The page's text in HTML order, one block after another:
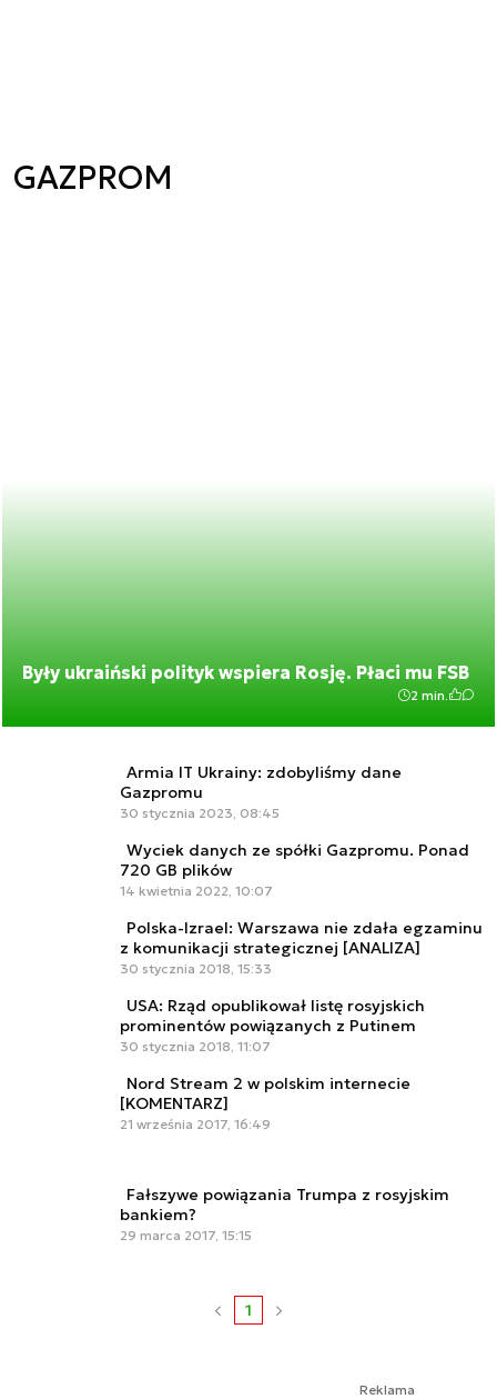
GAZPROM
Były ukraiński polityk wspiera Rosję. Płaci mu FSB
2 min.
Armia IT Ukrainy: zdobyliśmy dane
Gazpromu
30 stycznia 2023, 08:45
Wyciek danych ze spółki Gazpromu. Ponad
720 GB plików
14 kwietnia 2022, 10:07
Polska-Izrael: Warszawa nie zdała egzaminu
z komunikacji strategicznej [ANALIZA]
30 stycznia 2018, 15:33
USA: Rząd opublikował listę rosyjskich
prominentów powiązanych z Putinem
30 stycznia 2018, 11:07
Nord Stream 2 w polskim internecie
[KOMENTARZ]
21 września 2017, 16:49
Fałszywe powiązania Trumpa z rosyjskim
bankiem?
29 marca 2017, 15:15
1
Reklama